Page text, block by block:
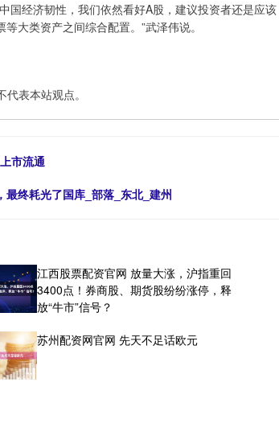
国经济韧性，我们依然看好A股，建议投资者还是应该
大类资产之间综合配置。”武泽伟说。
表本站观点。
市流通
终耗光了国库_部落_东北_建州
江西股票配资官网 放量大涨，沪指重回
3400点！券商股、期货股纷纷涨停，释
放“牛市”信号？
苏州配资网官网 先天不足话欧元